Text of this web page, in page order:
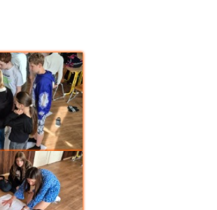
stříbro z přehazované